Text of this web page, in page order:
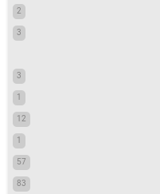
2
3
3
1
12
1
57
83